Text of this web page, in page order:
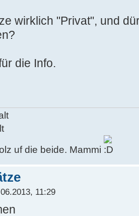
wirklich "Privat", und
die Info.
uf die beide. Mammi
11:29